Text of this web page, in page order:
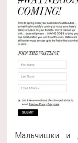
Мальчишки и